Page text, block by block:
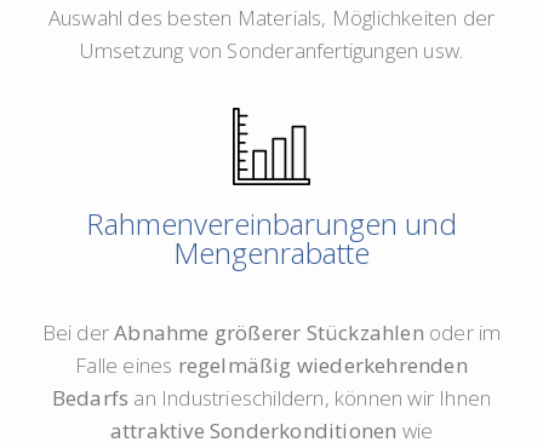
Auswahl des besten Materials, Möglichkeiten der
Umsetzung von Sonderanfertigungen usw.
Rahmenvereinbarungen und
Mengenrabatte
Bei derAbnahme größerer Stückzahlen oder im
Falle eines regelmäßig wiederkehrenden
Bedarfs an Industrieschildern, können wir Ihnen
attraktive Sonderkonditionen wie